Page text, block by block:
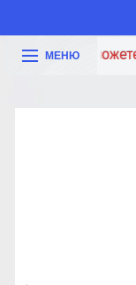
МЕНЮ
вы можете